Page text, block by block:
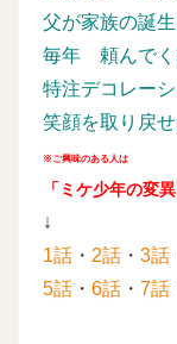
父が家族の誕
毎年 頼んで
特注デコレー
笑顔を取り戻
※ご興味のある人は
「ミケ少年の変
↓
1話 ・ 2話 ・ 3話
5話 ・ 6話 ・ 7話